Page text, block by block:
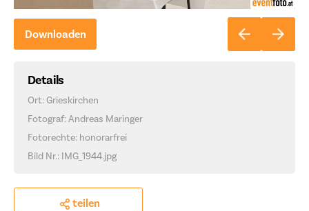
Downloaden
Details
Ort: Grieskirchen
Fotograf: Andreas Maringer
Fotorechte: honorarfrei
Bild Nr.: IMG_1944.jpg
teilen